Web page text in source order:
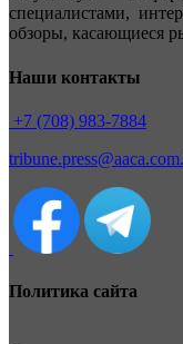
специалистами,
обзоры, касающиеся
Наши контакты
+7 (708) 983-7884
Политика сайта